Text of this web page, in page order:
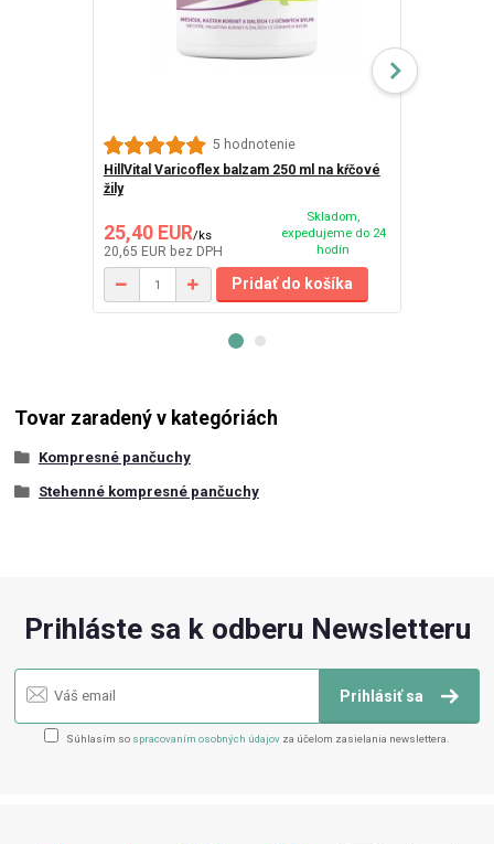
5 hodnotenie
HillVital Varicoflex balzam 250 ml na kŕčové
žily
25,40 EUR/ks
20,65 EUR bez DPH
Skladom,
expedujeme do 24
hodín
Pridať do košíka
Tovar zaradený v kategóriách
Kompresné pančuchy
Stehenné kompresné pančuchy
Prihláste sa k odberu Newsletteru
Prihlásiť sa
Súhlasím so spracovaním osobných údajov za účelom zasielania newslettera.